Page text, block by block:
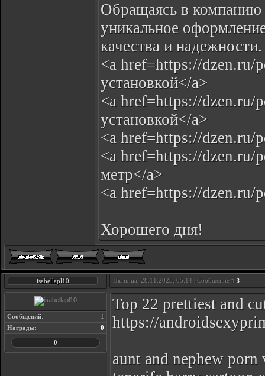
Обращаясь в компанию
уникальное
качества и надежности.
<a href=https://dzen.ru/
установкой</a>
<a href=https://dzen.ru/
установкой</a>
<a href=https://dzen.ru/
<a href=https://dzen.ru/
метр</a>
<a href=https://dzen.ru/
Хорошего дня!
isabellapl10 Пятница, 28.11.2025, 05:14 | Сообщение # 3
Сообщений:
1
Награды: 0
0
Top 22 prettiest and
https://
aunt and nephew